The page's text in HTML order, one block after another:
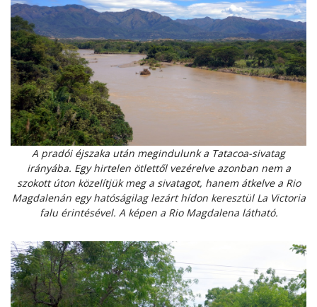
A pradói éjszaka után megindulunk a Tatacoa-sivatag
irányába. Egy hirtelen ötlettől vezérelve azonban nem a
szokott úton közelítjük meg a sivatagot, hanem átkelve a Rio
Magdalenán egy hatóságilag lezárt hídon keresztül La Victoria
falu érintésével. A képen a Rio Magdalena látható.